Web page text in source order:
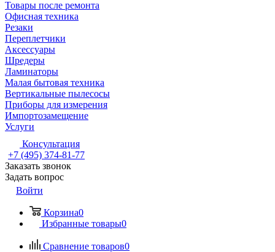
Товары после ремонта
Офисная техника
Резаки
Переплетчики
Аксессуары
Шредеры
Ламинаторы
Малая бытовая техника
Вертикальные пылесосы
Приборы для измерения
Импортозамещение
Услуги
Консультация
+7 (495) 374-81-77
Заказать звонок
Задать вопрос
Войти
Корзина0
Избранные товары0
Сравнение товаров0